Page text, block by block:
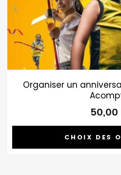
Organiser un
50,00
CHOIX DES